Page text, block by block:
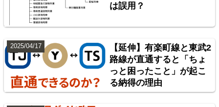
は誤用？
【延伸】有楽町線と東武2
路線が直通すると「ちょ
っと困ったこと」が起こ
る納得の理由
2025/04/17